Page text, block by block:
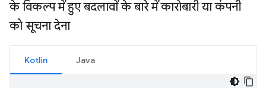
के विकल्प में हुए बदलावों के बारे में कारोबारी या कंपनी
को सूचना देना
Kotlin Java